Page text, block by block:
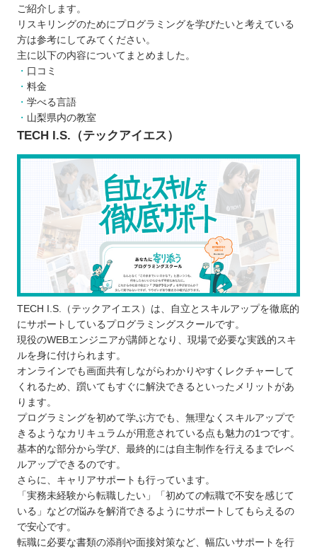
オンラインとオフラインのどちらか
受講料金はいくらか
プログラミングスクールに通う5つのメリット
きる
周りの仲間や講師に相談できる
転職に役立つアドバイスをもらえる
プログラミングスクールに通う3つのデメリット
仕事と学習のスケジュールを合わせにくい
想定した学習内容と違う
コースなどによるが高額な受講料金が発生
する
どんなプログラミング言語を学ぶのが良いのか
子ども向けと大人向けにプログラミングスクールに
違いはあるか
お得にプログラミングスクールに通える制度
【山梨】子ども向けのおすすめプログラミングス
クール3選
プログラミング教育 HALLO
トライ式プログラミング教室
プロクラ
自分にあったスクールを選ぼう
自分の住んでるエリアでプログラミングスクール
ご紹介します。
リスキリングのためにプログラミングを学びたいと考えている
方は参考にしてみてください。
主に以下の内容についてまとめました。
口コミ
料金
学べる言語
山梨県内の教室
TECH I.S.（テックアイエス）
TECH I.S.（テックアイエス）は、自立とスキルアップを徹底的
にサポートしているプログラミングスクールです。
現役のWEBエンジニアが講師となり、現場で必要な実践的スキ
ルを身に付けられます。
オンラインでも画面共有しながらわかりやすくレクチャーして
くれるため、躓いてもすぐに解決できるといったメリットがあ
ります。
プログラミングを初めて学ぶ方でも、無理なくスキルアップで
きるようなカリキュラムが用意されている点も魅力の1つです。
基本的な部分から学び、最終的には自主制作を行えるまでレベ
ルアップできるのです。
さらに、キャリアサポートも行っています。
「実務未経験から転職したい」「初めての転職で不安を感じて
いる」などの悩みを解消できるようにサポートしてもらえるの
で安心です。
転職に必要な書類の添削や面接対策など、幅広いサポートを行